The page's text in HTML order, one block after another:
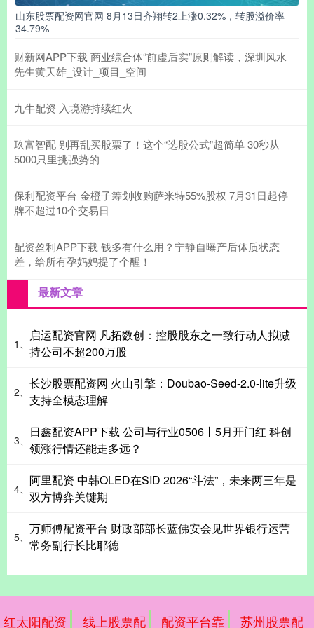
山东股票配资网官网 8月13日齐翔转2上涨0.32%，转股溢价率
34.79%
财新网APP下载 商业综合体“前虚后实”原则解读，深圳风水
先生黄天雄_设计_项目_空间
九牛配资 入境游持续红火
玖富智配 别再乱买股票了！这个“选股公式”超简单 30秒从
5000只里挑强势的
保利配资平台 金橙子筹划收购萨米特55%股权 7月31日起停
牌不超过10个交易日
配资盈利APP下载 钱多有什么用？宁静自曝产后体质状态
差，给所有孕妈妈提了个醒！
最新文章
1、
启运配资官网 凡拓数创：控股股东之一致行动人拟减
持公司不超200万股
2、
长沙股票配资网 火山引擎：Doubao-Seed-2.0-lite升级
支持全模态理解
3、
日鑫配资APP下载 公司与行业0506丨5月开门红 科创
领涨行情还能走多远？
4、
阿里配资 中韩OLED在SID 2026“斗法”，未来两三年是
双方博弈关键期
5、
万师傅配资平台 财政部部长蓝佛安会见世界银行运营
常务副行长比耶德
红太阳配资 线上股票配 配资平台靠 苏州股票配